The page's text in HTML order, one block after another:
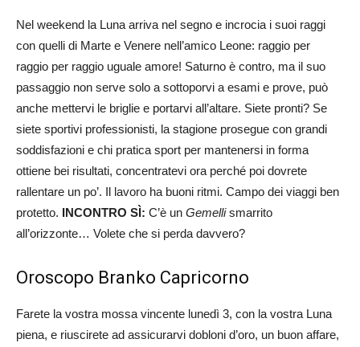
Nel weekend la Luna arriva nel segno e incrocia i suoi raggi
con quelli di Marte e Venere nell’amico Leone: raggio per
raggio per raggio uguale amore! Saturno è contro, ma il suo
passaggio non serve solo a sottoporvi a esami e prove, può
anche mettervi le briglie e portarvi all’altare. Siete pronti? Se
siete sportivi professionisti, la stagione prosegue con grandi
soddisfazioni e chi pratica sport per mantenersi in forma
ottiene bei risultati, concentratevi ora perché poi dovrete
rallentare un po’. Il lavoro ha buoni ritmi. Campo dei viaggi ben
protetto. INCONTRO SÌ: C’è un Gemellismarrito
all’orizzonte… Volete che si perda davvero?
Oroscopo Branko Capricorno
Farete la vostra mossa vincente lunedì 3, con la vostra Luna
piena, e riuscirete ad assicurarvi dobloni d’oro, un buon affare,